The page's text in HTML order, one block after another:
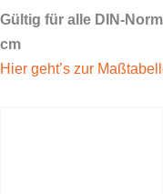
Gültig für alle DIN-
cm
Hier geht’s zur